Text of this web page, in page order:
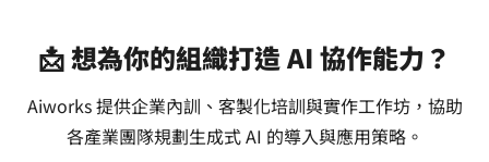
📩 想為你的組織打造 AI 協作能力？
Aiworks 提供企業內訓、客製化培訓與實作工作坊，協助
各產業團隊規劃生成式 AI 的導入與應用策略。